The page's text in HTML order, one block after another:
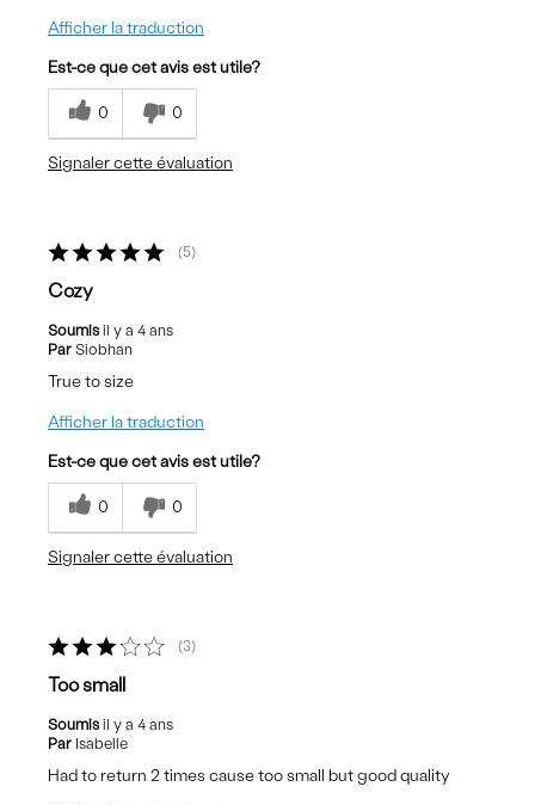
Afficher la traduction
Est-ce que cet avis est utile?
0 0
Signaler cette évaluation
5
Cozy
Soumisil y a 4 ans
Par Siobhan
True to size
Afficher la traduction
Est-ce que cet avis est utile?
0 0
Signaler cette évaluation
3
Too small
Soumisil y a 4 ans
Par Isabelle
Had to return 2 times cause too small but good quality